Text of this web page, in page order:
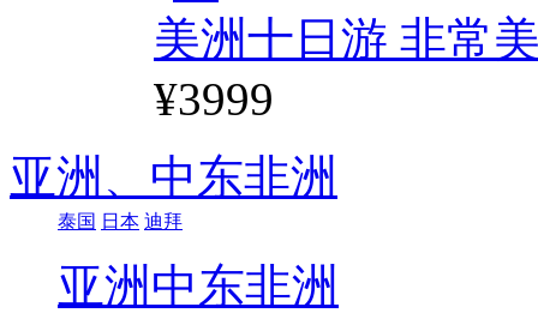
美洲十日游 非常
¥3999
亚洲、 中东非洲
泰国 日本 迪拜
亚洲 中东非洲